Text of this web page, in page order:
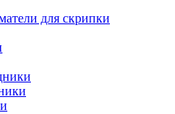
для скрипки